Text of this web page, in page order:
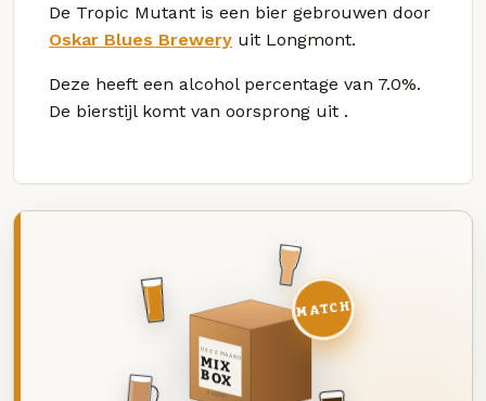
De Tropic Mutant is een bier gebrouwen door
Oskar Blues Brewery uit Longmont.
Deze heeft een alcohol percentage van 7.0%.
De bierstijl komt van oorsprong uit .
DEZE MAAND
MIX
BOX
8 BIEREN
MATCH